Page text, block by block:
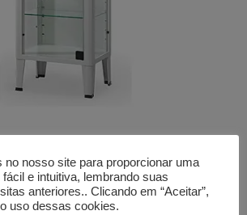
medicamentos
no nosso site para proporcionar uma
e intuitiva, lembrando suas
anteriores.. Clicando em “Aceitar”,
uso dessas cookies.